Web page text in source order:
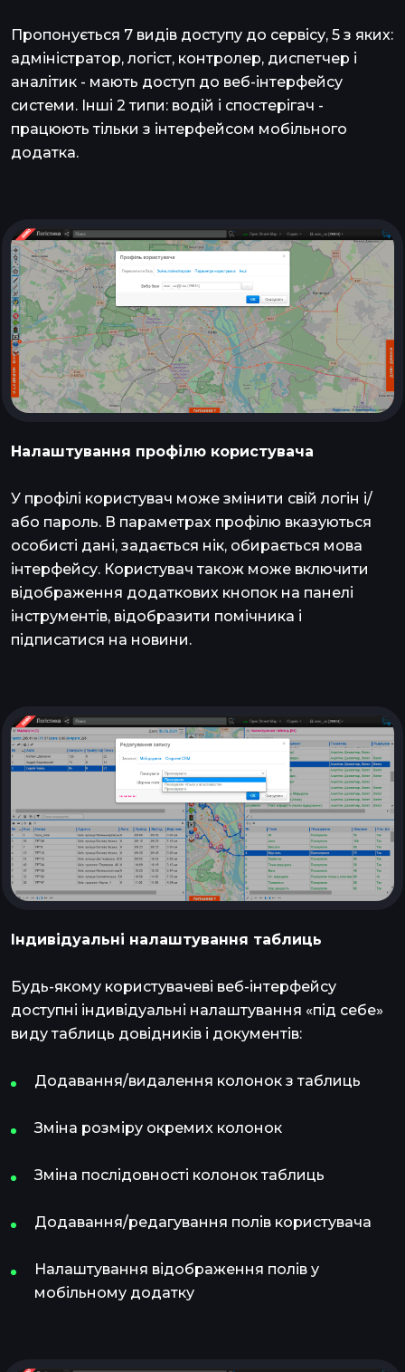
Пропонується 7 видів доступу до сервісу, 5 з яких:
адміністратор, логіст, контролер, диспетчер і
аналітик - мають доступ до веб-інтерфейсу
системи. Інші 2 типи: водій і спостерігач -
працюють тільки з інтерфейсом мобільного
додатка.
Налаштування профілю користувача
У профілі користувач може змінити свій логін і/
або пароль. В параметрах профілю вказуються
особисті дані, задається нік, обирається мова
інтерфейсу. Користувач також може включити
відображення додаткових кнопок на панелі
інструментів, відобразити помічника і
підписатися на новини.
Індивідуальні налаштування таблиць
Будь-якому користувачеві веб-інтерфейсу
доступні індивідуальні налаштування «під себе»
виду таблиць довідників і документів:
Додавання/видалення колонок з таблиць
Зміна розміру окремих колонок
Зміна послідовності колонок таблиць
Додавання/редагування полів користувача
Налаштування відображення полів у
мобільному додатку